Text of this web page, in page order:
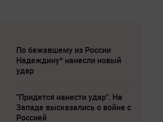
По бежавшему из России
Надеждину* нанесли новый
удар
"Придется нанести удар". На
Западе высказались о войне с
Россией